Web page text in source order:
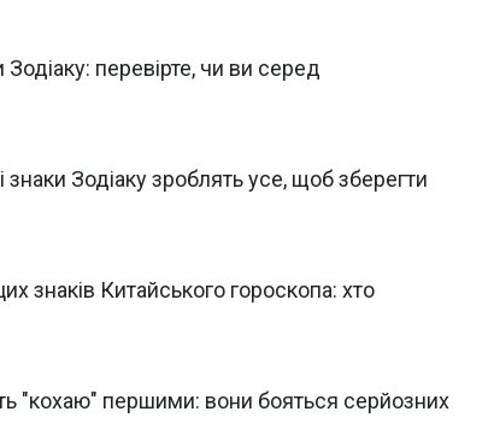
перевірте, чи ви серед
знаки Зодіаку зроблять усе, щоб зберегти
знаків Китайського гороскопа: хто
"кохаю" першими: вони бояться серйозних